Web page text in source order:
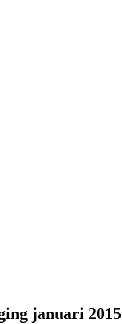
januari 2015